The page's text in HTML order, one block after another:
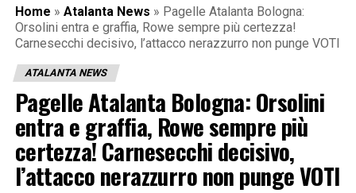
Home » Atalanta News » Pagelle Atalanta Bologna:
Orsolini entra e graffia, Rowe sempre più certezza!
Carnesecchi decisivo, l’attacco nerazzurro non punge VOTI
ATALANTA NEWS
Pagelle Atalanta Bologna: Orsolini
entra e graffia, Rowe sempre più
certezza! Carnesecchi decisivo,
l’attacco nerazzurro non punge VOTI